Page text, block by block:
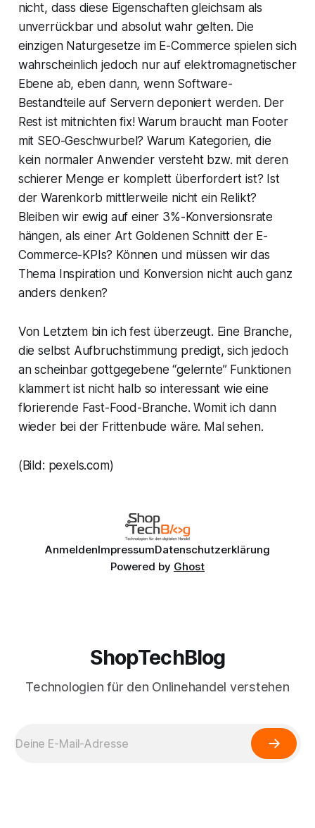
nicht, dass diese Eigenschaften gleichsam als
unverrückbar und absolut wahr gelten. Die
einzigen Naturgesetze im E-Commerce spielen sich
wahrscheinlich jedoch nur auf elektromagnetischer
Ebene ab, eben dann, wenn Software-
Bestandteile auf Servern deponiert werden. Der
Rest ist mitnichten fix! Warum braucht man Footer
mit SEO-Geschwurbel? Warum Kategorien, die
kein normaler Anwender versteht bzw. mit deren
schierer Menge er komplett überfordert ist? Ist
der Warenkorb mittlerweile nicht ein Relikt?
Bleiben wir ewig auf einer 3%-Konversionsrate
hängen, als einer Art Goldenen Schnitt der E-
Commerce-KPIs? Können und müssen wir das
Thema Inspiration und Konversion nicht auch ganz
anders denken?
Von Letztem bin ich fest überzeugt. Eine Branche,
die selbst Aufbruchstimmung predigt, sich jedoch
an scheinbar gottgegebene “gelernte” Funktionen
klammert ist nicht halb so interessant wie eine
florierende Fast-Food-Branche. Womit ich dann
wieder bei der Frittenbude wäre. Mal sehen.
(Bild: pexels.com)
AnmeldenImpressumDatenschutzerklärung
Powered by Ghost
ShopTechBlog
Technologien für den Onlinehandel verstehen